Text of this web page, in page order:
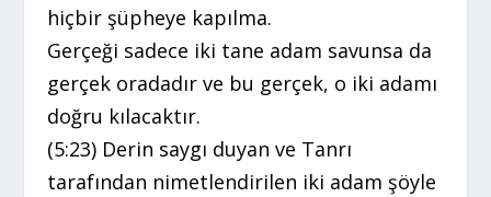
hiçbir şüpheye kapılma.
Gerçeği sadece iki tane adam savunsa da
gerçek oradadır ve bu gerçek, o iki adamı
doğru kılacaktır.
(5:23) Derin saygı duyan ve Tanrı
tarafından nimetlendirilen iki adam şöyle